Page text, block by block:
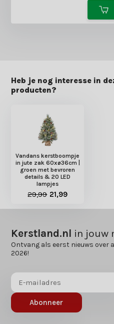
Heb je nog interesse in
producten?
Vandans kerstboompje
in jute zak 60xø36cm |
groen met bevroren
details & 20 LED
lampjes
29,99 21,99
Kerstland.nl in jouw
Ontvang als eerst nieuws over
2026!
Abonneer